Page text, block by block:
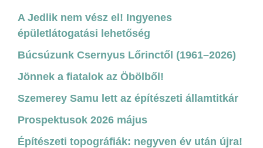
A Jedlik nem vész el! Ingyenes
épületlátogatási lehetőség
Búcsúzunk Csernyus Lőrinctől (1961–2026)
Jönnek a fiatalok az Öbölből!
Szemerey Samu lett az építészeti államtitkár
Prospektusok 2026 május
Építészeti topográfiák: negyven év után újra!